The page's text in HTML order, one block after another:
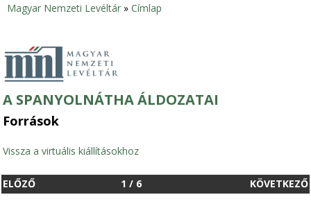
Jelenlegi
hely
Magyar Nemzeti Levéltár » Címlap
A SPANYOLNÁTHA ÁLDOZATAI
Források
Vissza a virtuális kiállításokhoz
ELŐZŐ KÖVETKEZŐ
1 / 6